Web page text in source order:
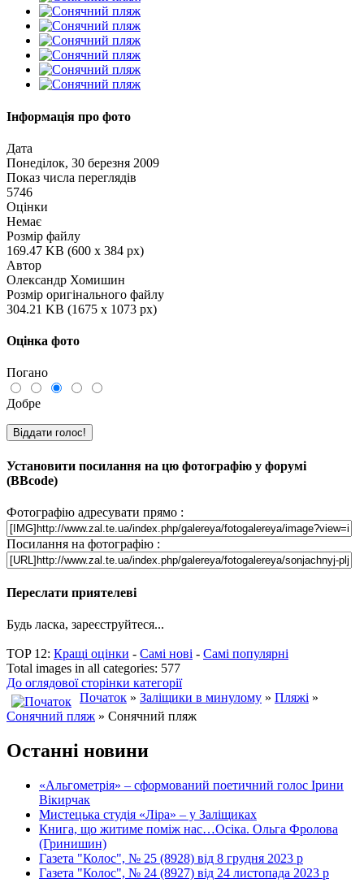
Інформація про фото
Дата
Понеділок, 30 березня 2009
Показ числа переглядів
5746
Оцінки
Немає
Розмір файлу
169.47 KB (600 x 384 px)
Автор
Олександр Хомишин
Розмір оригінального файлу
304.21 KB (1675 x 1073 px)
Оцінка фото
Погано
Добре
Установити посилання на цю фотографію у форумі
(BBcode)
Фотографію адресувати прямо :
Посилання на фотографію :
Переслати приятелеві
Будь ласка, зареєструйтеся...
TOP 12: Кращі оцінки - Самі нові - Самі популярні
Total images in all categories: 577
До оглядової сторінки категорії
Початок » Заліщики в минулому » Пляжі »
Сонячний пляж » Сонячний пляж
Останні новини
«Альгометрія» – сформований поетичний голос Ірини
Вікирчак
Мистецька студія «Ліра» – у Заліщиках
Книга, що житиме поміж нас…Осіка. Ольга Фролова
(Гринишин)
Газета "Колос", № 25 (8928) від 8 грудня 2023 р
Газета "Колос", № 24 (8927) від 24 листопада 2023 р